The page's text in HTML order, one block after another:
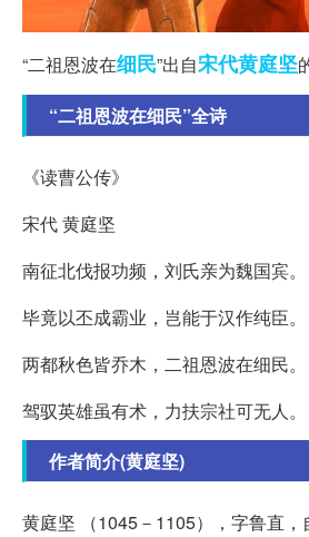
“二祖恩波在细民”出自宋代黄庭坚
“二祖恩波在细民”全诗
《读曹公传》
宋代 黄庭坚
南征北伐报功频，刘氏亲为魏国宾。
毕竟以丕成霸业，岂能于汉作纯臣。
两都秋色皆乔木，二祖恩波在细民。
驾驭英雄虽有术，力扶宗社可无人。
作者简介(黄庭坚)
黄庭坚 （1045－1105），字鲁直